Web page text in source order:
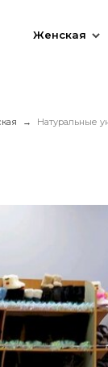
Женская
Натуральные